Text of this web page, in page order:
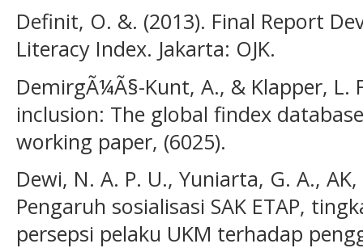
Definit, O. &. (2013). Final Report
Literacy Index. Jakarta: OJK.
DemirgÃ¼Ã§-Kunt, A., & Klapper, L.
inclusion: The global findex
working paper, (6025).
Dewi, N. A. P. U., Yuniarta, G. A.,
Pengaruh sosialisasi SAK ETAP,
persepsi pelaku UKM terhadap